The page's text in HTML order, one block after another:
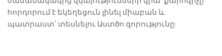
հորդորում է եկեղեցուն լինել միաբան և
պատրաստ՝ տեսնելու Աստծո զորությունը: